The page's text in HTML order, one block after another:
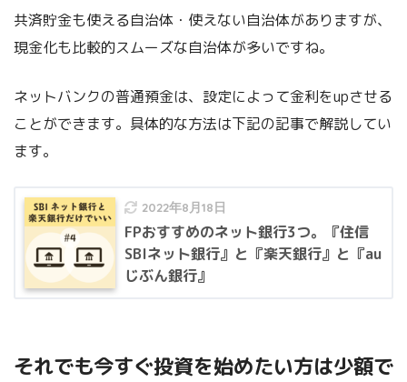
共済貯金も使える自治体・使えない自治体がありますが、
現金化も比較的スムーズな自治体が多いですね。
ネットバンクの普通預金は、設定によって金利をupさせる
ことができます。具体的な方法は下記の記事で解説してい
ます。
2022年8月18日
FPおすすめのネット銀行3つ。『住信
SBIネット銀行』と『楽天銀行』と『au
じぶん銀行』
それでも今すぐ投資を始めたい方は少額で